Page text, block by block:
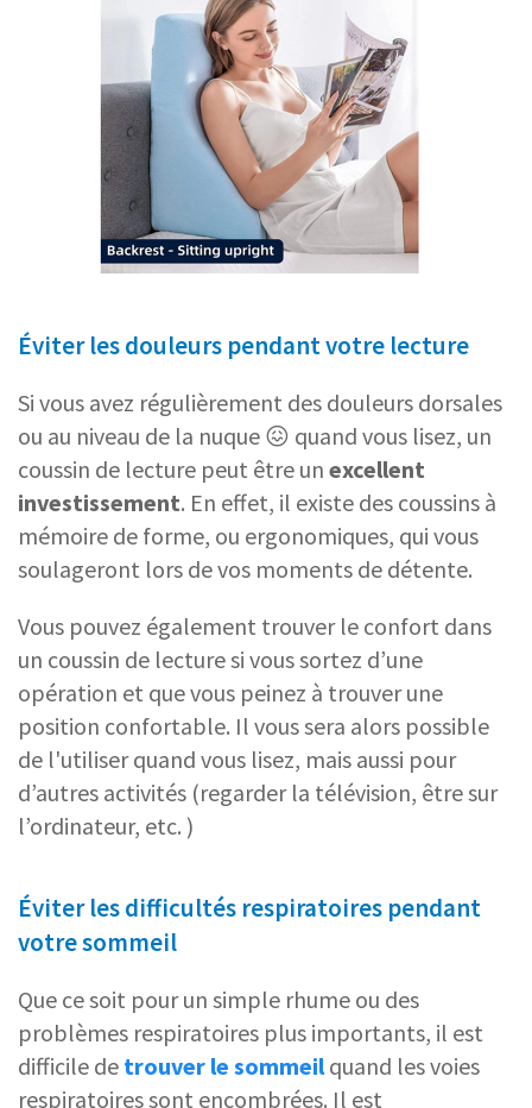
Éviter les douleurs pendant votre lecture
Si vous avez régulièrement des douleurs dorsales
ou au niveau de la nuque 😖 quand vous lisez, un
coussin de lecture peut être un excellent
investissement. En effet, il existe des coussins à
mémoire de forme, ou ergonomiques, qui vous
soulageront lors de vos moments de détente.
Vous pouvez également trouver le confort dans
un coussin de lecture si vous sortez d’une
opération et que vous peinez à trouver une
position confortable. Il vous sera alors possible
de l'utiliser quand vous lisez, mais aussi pour
d’autres activités (regarder la télévision, être sur
l’ordinateur, etc. )
Éviter les difficultés respiratoires pendant
votre sommeil
Que ce soit pour un simple rhume ou des
problèmes respiratoires plus importants, il est
difficile de trouver le sommeil quand les voies
respiratoires sont encombrées. Il est